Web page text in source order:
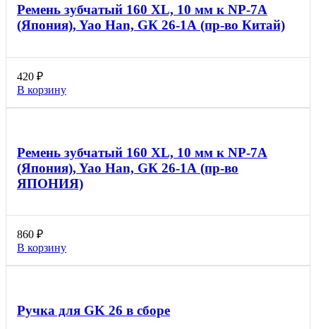
Ремень зубчатый 160 XL, 10 мм к NP-7A
(Япония), Yao Han, GК 26-1А (пр-во Китай)
420 ₽
В корзину
Ремень зубчатый 160 XL, 10 мм к NP-7A
(Япония), Yao Han, GК 26-1А (пр-во
ЯПОНИЯ)
860 ₽
В корзину
Ручка для GK 26 в сборе